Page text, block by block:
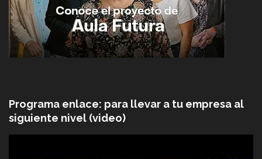
Programa enlace: para llevar a tu empresa al
siguiente nivel (video)